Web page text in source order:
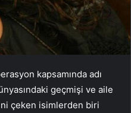
kapsamında adı
geçmişi ve aile
çeken isimlerden biri